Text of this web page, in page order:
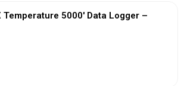
Temperature 5000′ Data Logger –